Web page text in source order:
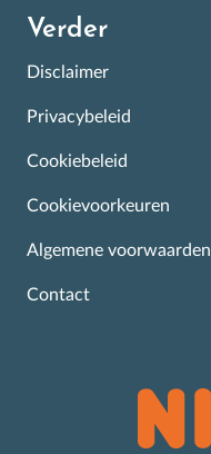
Verder
Disclaimer
Privacybeleid
Cookiebeleid
Cookievoorkeuren
Algemene voorwaarden
Contact